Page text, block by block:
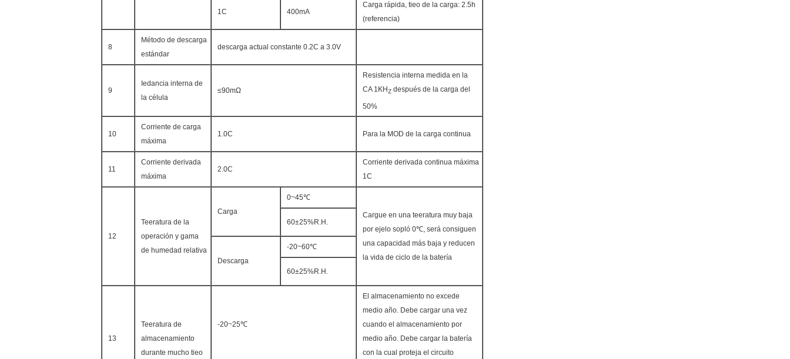
1C 400mA
Carga rápida, tieo de la carga: 2.5h
(referencia)
8
Método de descarga
estándar
descarga actual constante 0.2C a 3.0V
9
Iedancia interna de
la célula
≤90mΩ
Resistencia interna medida en la
CA 1KHZ después de la carga del
50%
10
Corriente de carga
máxima
1.0C Para la MOD de la carga continua
11
Corriente derivada
máxima
2.0C
Corriente derivada continua máxima
1C
12
Teeratura de la
operación y gama
de humedad relativa
Carga
0~45℃
Cargue en una teeratura muy baja
por ejelo sopló 0℃, será consiguen
una capacidad más baja y reducen
la vida de ciclo de la batería
60±25%R.H.
Descarga
-20~60℃
60±25%R.H.
13
Teeratura de
almacenamiento
durante mucho tieo
-20~25℃
El almacenamiento no excede
medio año. Debe cargar una vez
cuando el almacenamiento por
medio año. Debe cargar la batería
con la cual proteja el circuito